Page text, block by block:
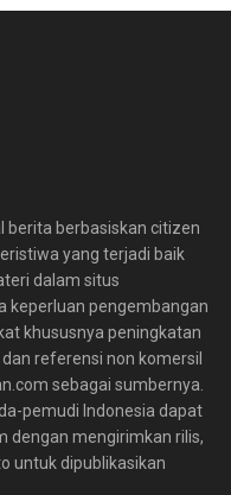
berita berbasiskan citizen
yang terjadi baik
dalam situs
keperluan pengembangan
khususnya peningkatan
referensi non komersil
sebagai sumbernya.
pemudi Indonesia dapat
dengan mengirimkan rilis,
untuk dipublikasikan